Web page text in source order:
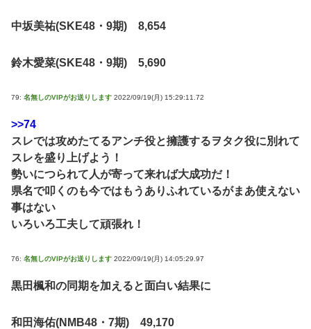
中坂美祐(SKE48・9期) 8,654
鈴木愛菜(SKE48・9期) 5,690
79: 名無しのVIPがお送りします 2022/09/19(月) 15:29:11.72
>>74
スレでは攻めたてるアンチ役と擁護するヲタク役に別れて
スレを盛り上げよう！
勢いにつられて人が寄って来れば大成功だ！
県名で叩くのも今ではもうありふれているがまあ使えない
事はない
いろいろ工夫して頑張れ！
76: 名無しのVIPがお送りします 2022/09/19(月) 14:05:29.97
黒田楓和の同期を加えると面白い結果に
和田海佑(NMB48・7期) 49,170